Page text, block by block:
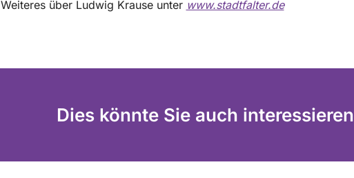
Weiteres über Ludwig Krause unter www.stadtfalter.de
Dies könnte Sie auch interessieren